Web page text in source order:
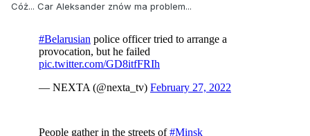
Cóż... Car Aleksander znów ma problem...